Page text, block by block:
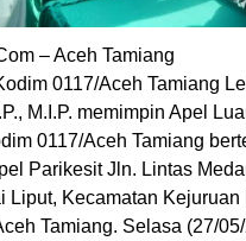
– Aceh Tamiang
0117/Aceh Tamiang
M.I.P. memimpin Apel
0117/Aceh Tamiang
Parikesit Jln. Lintas
Liput, Kecamatan Kejuruan
Tamiang. Selasa (27/